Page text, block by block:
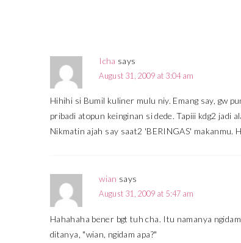
Icha says
August 31, 2009 at 3:04 am
Hihihi si Bumil kuliner mulu niy. Emang say, gw
pribadi atopun keinginan si dede. Tapiii kdg2 jadi
Nikmatin ajah say saat2 'BERINGAS' makanmu.
wian says
August 31, 2009 at 5:47 am
Hahahaha bener bgt tuh cha. Itu namanya
ditanya, "wian, ngidam apa?"